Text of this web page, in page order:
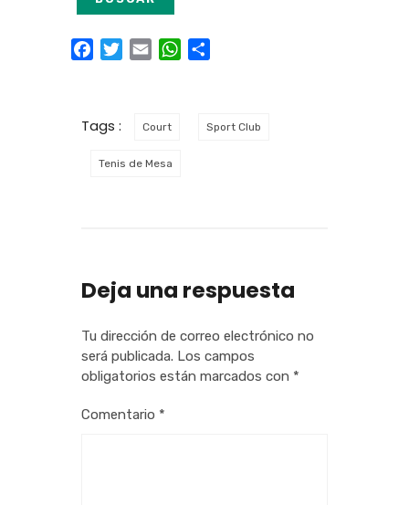
FacebookTwitter
Email WhatsApp
Tags : Court Sport Club
Tenis de Mesa
Deja una respuesta
Tu dirección de correo electrónico no
será publicada. Los campos
obligatorios están marcados con *
Comentario *